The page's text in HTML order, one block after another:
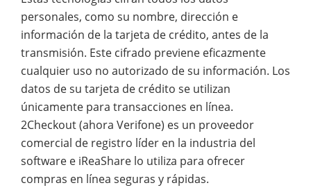
personales, como su nombre, dirección e
información de la tarjeta de crédito, antes de la
transmisión. Este cifrado previene eficazmente
cualquier uso no autorizado de su información. Los
datos de su tarjeta de crédito se utilizan
únicamente para transacciones en línea.
2Checkout (ahora Verifone) es un proveedor
comercial de registro líder en la industria del
software e iReaShare lo utiliza para ofrecer
compras en línea seguras y rápidas.